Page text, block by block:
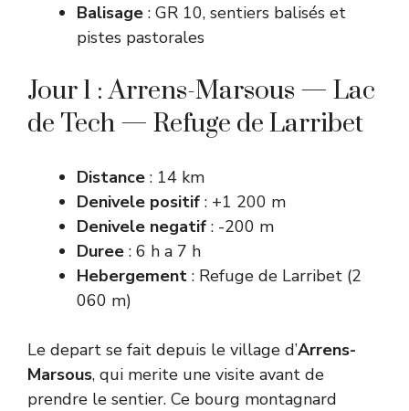
Balisage : GR 10, sentiers balisés et
pistes pastorales
Jour 1 : Arrens-Marsous — Lac
de Tech — Refuge de Larribet
Distance : 14 km
Denivele positif : +1 200 m
Denivele negatif : -200 m
Duree : 6 h a 7 h
Hebergement : Refuge de Larribet (2
060 m)
Le depart se fait depuis le village d’Arrens-
Marsous, qui merite une visite avant de
prendre le sentier. Ce bourg montagnard